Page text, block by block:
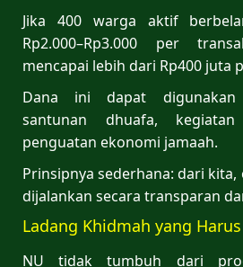
Jika 400 warga aktif
Rp2.000–Rp3.000 per
mencapai lebih dari Rp400 juta
Dana ini dapat digunakan
santunan dhuafa,
penguatan ekonomi jamaah.
Prinsipnya sederhana: dari
dijalankan secara transparan
Ladang Khidmah yang
NU tidak tumbuh dari